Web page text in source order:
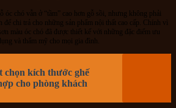
óc chó vẫn ở “tầm” cao hơn gỗ sồi, nhưng không phải
để chi trả cho những sản phẩm nội thất cao cấp. Chính vì
màu óc chó đã được thiết kế với những đặc điểm ưu
và thẩm mỹ cho mọi gia đình.
chọn kích thước ghế
cho phòng khách